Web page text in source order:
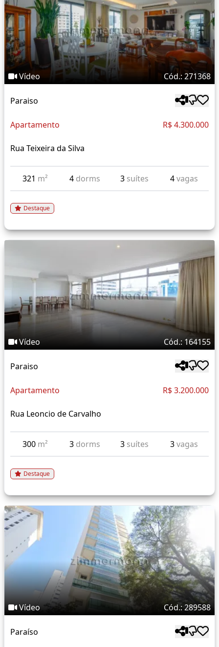
Vídeo Cód.: 271368
Paraiso
Apartamento R$ 4.300.000
Rua Teixeira da Silva
321 m² 4 dorms 3 suítes 4vagas
Destaque
Vídeo Cód.: 164155
Paraiso
Apartamento R$ 3.200.000
Rua Leoncio de Carvalho
300 m² 3 dorms 3 suítes 3vagas
Destaque
Vídeo Cód.: 289588
Paraíso